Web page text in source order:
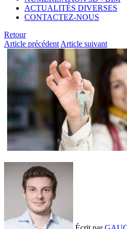
ACTUALITÉS DIVERSES
CONTACTEZ-NOUS
Retour
Article précédent Article suivant